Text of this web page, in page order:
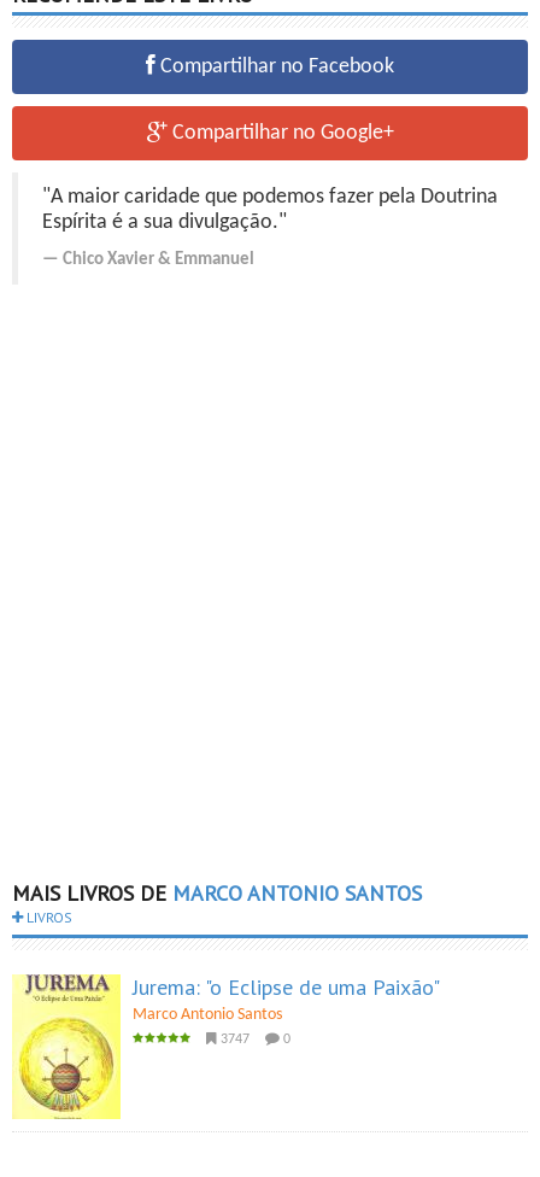
Compartilhar no Facebook
Compartilhar no Google+
"A maior caridade que podemos fazer pela Doutrina
Espírita é a sua divulgação."
Chico Xavier & Emmanuel
MAIS LIVROS DE MARCO ANTONIO SANTOS
LIVROS
Jurema: "o Eclipse de uma Paixão"
Marco Antonio Santos
3747 0